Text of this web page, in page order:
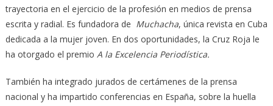
trayectoria en el ejercicio de la profesión en medios de prensa
escrita y radial. Es fundadora de Muchacha, única revista en Cuba
dedicada a la mujer joven. En dos oportunidades, la Cruz Roja le
ha otorgado el premio A la Excelencia Periodística.
También ha integrado jurados de certámenes de la prensa
nacional y ha impartido conferencias en España, sobre la huella